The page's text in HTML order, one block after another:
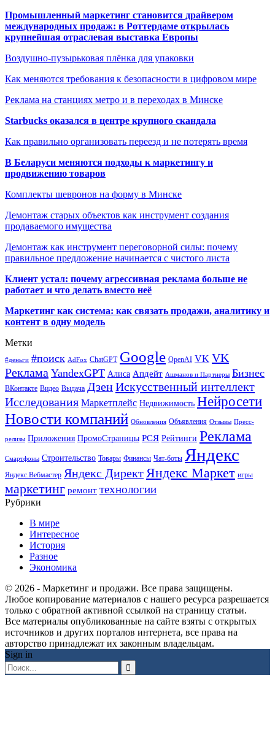
Промышленный маркетинг становится драйвером
международных продаж: в Роттердаме открылась
крупнейшая отраслевая выставка Европы
Воздушно-пузырьковая плёнка для упаковки
Как меняются требования к безопасности в цифровом мире
Реклама на станциях метро и в переходах в Минске
Starbucks оказался в центре крупного скандала
Как правильно организовать переезд и не потерять время
В Беларуси меняются подходы к маркетингу и
продвижению товаров
Комплекты шевронов на форму в Минске
Демонтаж старых объектов как инструмент создания
продаваемого имущества
Демонтаж как инструмент переговорной силы: почему
правильное предложение начинается с чистого листа
Клиент устал: почему агрессивная реклама больше не
работает и что делать вместо неё
Маркетинг как система: как связать продажи, аналитику и
контент в одну модель
Метки
#деньги #поиск AdFox ChatGPT Google OpenAI VK VK
Реклама YandexGPT Алиса Апдейт Ашманов и Партнеры Бизнес
ВКонтакте Видео Выдача ДзенИскусственный интеллект
Исследования Маркетплейс Недвижимость Нейросети
Новости компаний Обновления Объявления Отзывы Пресс-
релизы Приложения ПромоСтраницы РСЯ Рейтинги Реклама
Смартфоны Строительство Товары Финансы Чат-боты Яндекс
Яндекс.Вебмастер Яндекс Директ Яндекс Маркет игры
маркетинг ремонт технологии
Рубрики
В мире
Интересное
История
Разное
Экономика
© 2026 - Маркетинг и продажи. Все права защищены.
Любое копирование материалов с нашего ресурса разрешается
только с обратной активной ссылкой на страницу статьи.
Все материалы опубликованные на сайте взяты с открытых
источников и других порталов интернета, все права на
авторство принадлежат их законным владельцам.
Sign in